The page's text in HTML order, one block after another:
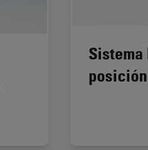
Sistema